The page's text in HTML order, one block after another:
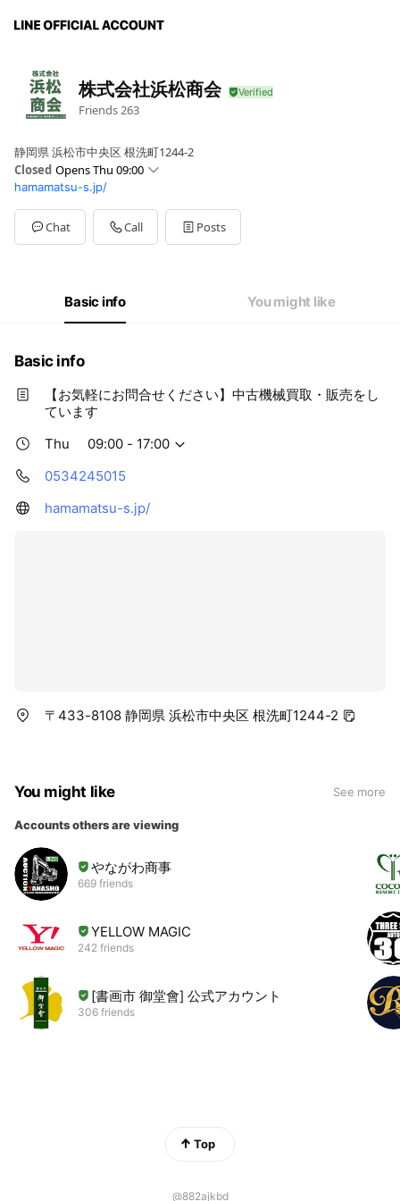
株式会社浜松商会
Friends 263
静岡県 浜松市中央区 根洗町1244-2
Closed Opens Thu 09:00
SunClosed
Mon09:00 - 17:00
Tue09:00 - 17:00
Wed09:00 - 17:00
hamamatsu-s.jp/
Chat Call Posts
Basic info You might like
Basic info
【お気軽にお問合せください】中古機械買取・販売をし
ています
Thu
09:00 - 17:00
0534245015
hamamatsu-s.jp/
〒433-8108 静岡県 浜松市中央区 根洗町1244-2
You might like See more
Accounts others are viewing
やながわ商事
669 friends
YELLOW MAGIC
242 friends
[書画市 御堂會] 公式アカウント
306 friends
Top
@882ajkbd